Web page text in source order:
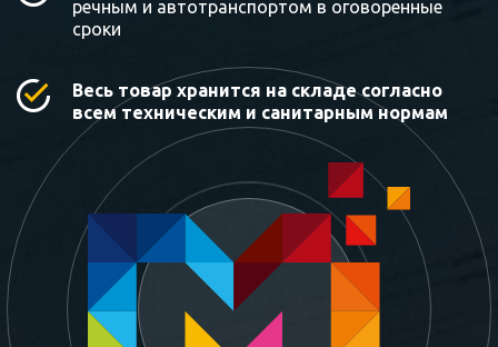
речным и автотранспортом в оговоренные
сроки
Весь товар хранится на складе согласно
всем техническим и санитарным нормам